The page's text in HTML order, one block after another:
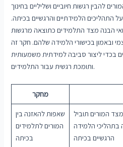
להבין רגשות חיוביים ושליליים בחינוך
התהליכים הלמידתיים והרגשיים בכיתה.
ואי הבנה מצד התלמידים כתוצאה מרגשות
ובאמון בכישורי הלמידה שלהם. חקר זה
בכדי ליצור סביבה למידתית משמעותית
ותומכת רגשית עבור התלמידים.
מחקר
שאפות להאזנה בין
המורים לתלמידים
בכיתה
המורים תוביל
בתהליכי הלמידה
הרגשיים בכיתה